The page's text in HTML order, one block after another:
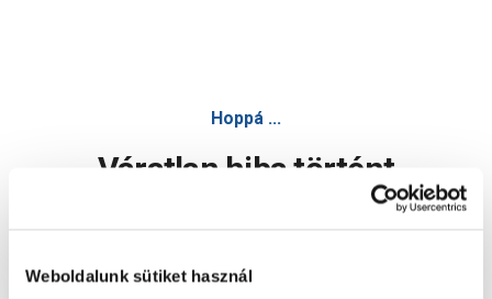
Weboldalunk sütiket használ
Hoppá ...
Váratlan hiba történt